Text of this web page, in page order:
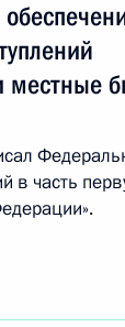
местные
в часть